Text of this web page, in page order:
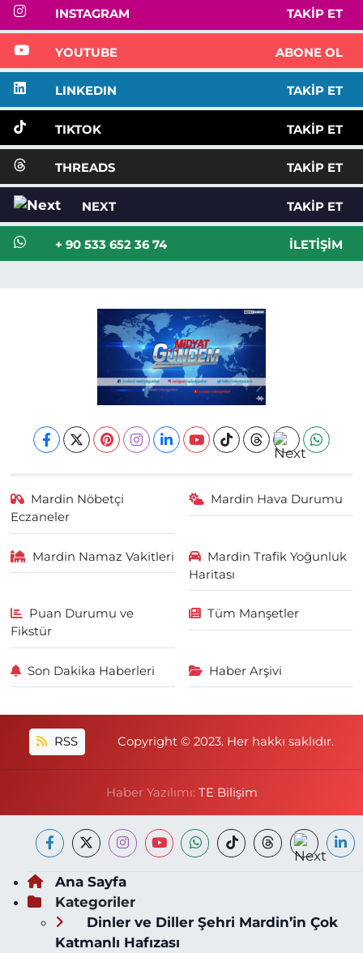
INSTAGRAM TAKIP ET
YOUTUBE ABONE OL
LINKEDIN TAKIP ET
TIKTOK TAKIP ET
THREADS TAKIP ET
NEXT TAKIP ET
+ 90 533 652 36 74 İLETIŞIM
Mardin Nöbetçi
Eczaneler
Mardin Hava Durumu
Mardin Namaz Vakitleri
Mardin Trafik Yoğunluk
Haritası
Puan Durumu ve
Fikstür
Tüm Manşetler
Son Dakika Haberleri Haber Arşivi
RSS Copyright © 2023. Her hakkı saklıdır.
Haber Yazılımı: TE Bilişim
Ana Sayfa
Kategoriler
Dinler ve Diller Şehri Mardin’in Çok
Katmanlı Hafızası